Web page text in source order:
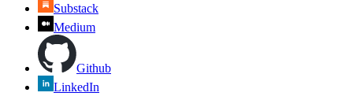
Substack
Medium
Github
LinkedIn